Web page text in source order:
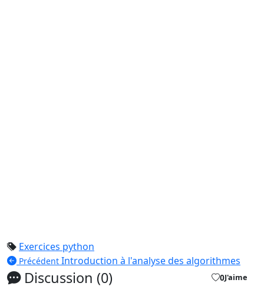
Exercices python
Précédent Introduction à l'analyse des algorithmes
Discussion (0) 0J'aime